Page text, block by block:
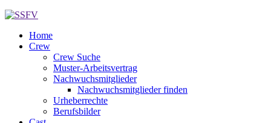
Home
Crew
Crew Suche
Muster-Arbeitsvertrag
Nachwuchsmitglieder
Nachwuchsmitglieder finden
Urheberrechte
Berufsbilder